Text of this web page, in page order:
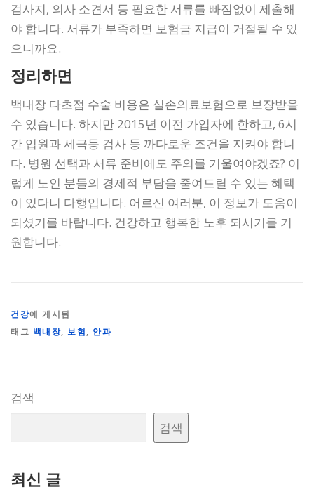
검사지, 의사 소견서 등 필요한 서류를 빠짐없이 제출해
야 합니다. 서류가 부족하면 보험금 지급이 거절될 수 있
으니까요.
정리하면
백내장 다초점 수술 비용은 실손의료보험으로 보장받을
수 있습니다. 하지만 2015년 이전 가입자에 한하고, 6시
간 입원과 세극등 검사 등 까다로운 조건을 지켜야 합니
다. 병원 선택과 서류 준비에도 주의를 기울여야겠죠? 이
렇게 노인 분들의 경제적 부담을 줄여드릴 수 있는 혜택
이 있다니 다행입니다. 어르신 여러분, 이 정보가 도움이
되셨기를 바랍니다. 건강하고 행복한 노후 되시기를 기
원합니다.
건강에 게시됨
태그 백내장, 보험, 안과
검색
검색
최신 글